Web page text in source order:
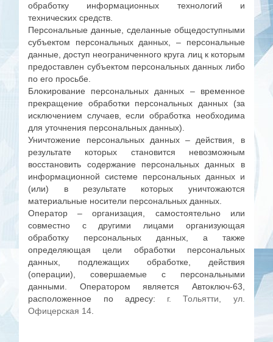
обработку информационных технологий и
технических средств.
Персональные данные, сделанные общедоступными
субъектом персональных данных, – персональные
данные, доступ неограниченного круга лиц к которым
предоставлен субъектом персональных данных либо
по его просьбе.
Блокирование персональных данных – временное
прекращение обработки персональных данных (за
исключением случаев, если обработка необходима
для уточнения персональных данных).
Уничтожение персональных данных – действия, в
результате которых становится невозможным
восстановить содержание персональных данных в
информационной системе персональных данных и
(или) в результате которых уничтожаются
материальные носители персональных данных.
Оператор – организация, самостоятельно или
совместно с другими лицами организующая
обработку персональных данных, а также
определяющая цели обработки персональных
данных, подлежащих обработке, действия
(операции), совершаемые с персональными
данными. Оператором является Автоключ-63,
расположенное по адресу: г. Тольятти, ул.
Офицерская 14.